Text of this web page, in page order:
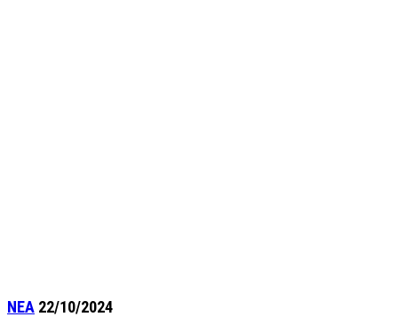
ΝΕΑ 22/10/2024